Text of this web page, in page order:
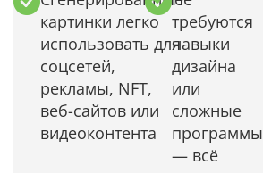
картинки легко
использовать для
соцсетей,
рекламы, NFT,
веб-сайтов или
видеоконтента
требуются
навыки
дизайна
или
сложные
программы
— всё